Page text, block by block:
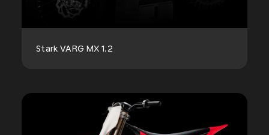
Stark VARG MX 1.2